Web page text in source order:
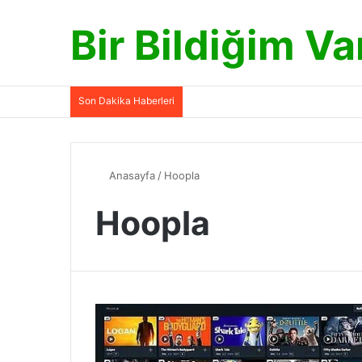
Bir Bildiğim
Son Dakika Haberleri
Anasayfa / Hoopla
Hoopla